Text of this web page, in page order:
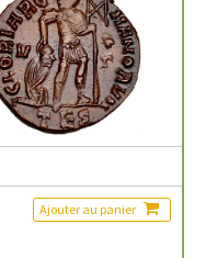
Ajouter au panier